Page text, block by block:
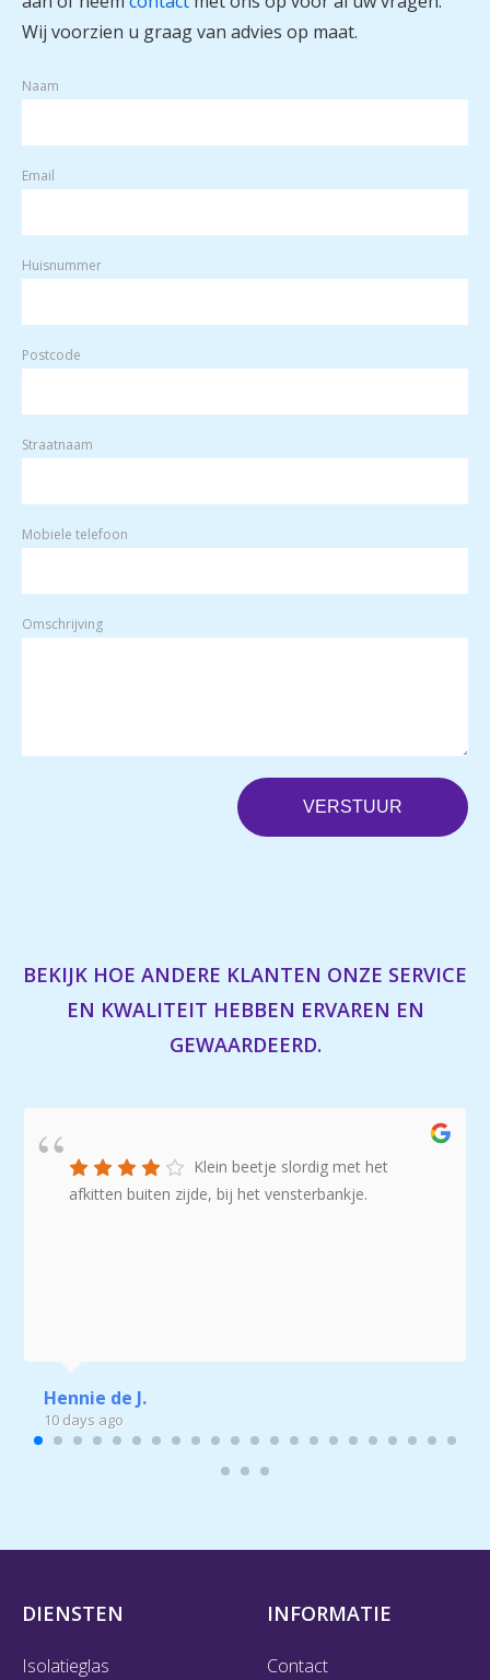
Wij voorzien u graag van advies op maat.
Naam
Email
Huisnummer
Postcode
Straatnaam
Mobiele telefoon
Omschrijving
BEKIJK HOE ANDERE KLANTEN ONZE SERVICE
EN KWALITEIT HEBBEN ERVAREN EN
GEWAARDEERD.
Klein beetje slordig met het
afkitten buiten zijde, bij het vensterbankje.
Hennie de J.
10 days ago
DIENSTEN
Isolatieglas
INFORMATIE
Contact